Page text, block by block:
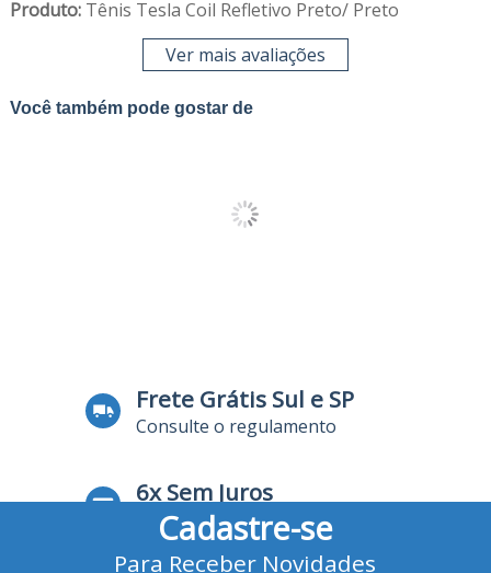
Produto:Tênis Tesla Coil Refletivo Preto/ Preto
Ver mais avaliações
Você também pode gostar de
Frete Grátis Sul e SP
Consulte o regulamento
6x Sem Juros
no Cartão de Crédito
Cadastre-se
Para Receber Novidades